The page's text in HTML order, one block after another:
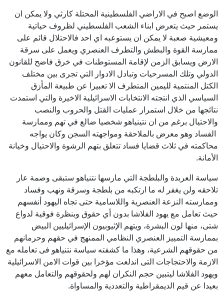
الوضع اصبح في الاراضي الفلسطينية المحتلة كارثي ولا يمكن ان
يستمر حيث يتعرض ابناء الشعب الفلسطيني لظروف حياتية
ومعيشية صعبة لا يمكن ان يستوعبه اي احد فالاحتلال قائم على
ممارسة القوة والبطش والتطرف العنصري ويعمل على سرقة
الارض ويسابق الزمن لإقامة المستوطنات في خرق فاضح للقانون
الدولي وتلك المسرحيات وتبادل الادوار التي تجرى بين مختلف
الكتل المنتمية لليمين المتطرف الا تعبيرا عن طبيعة المأزق
السياسي الذي انتجته الانتخابات الاسرائيلية الاخيرة والتي استمدت
نتائجها من خلال استمرار عمليات القتل والحروب والنصب
والاحتيال برغم من ان نتينياهو شخصيا ضالع في تهم وممارسة
الفساد وهو معرض بالملاحقة ومواجهته السجن وكان يواجه
محاكمته في ثلاث قضايا فساد تتعلق بتهم الرشوة والاحتيال وخيانة
الأمانة.
سياسة العربدة والبلطجة التي مارسها نتنياهو ستبقى وصمة عار
تلاحقه ولن يغفر له ما ارتكبه من بلطجة وسرقة ونهب وفساد
وممارسته النزعة العنصرية واللاسامية حتى تجاه اليهود أنفسهم
حيث تعامل مع يهود الفلاشا بدون أي حقوق وبنظرة فوقية لدواع
شتى، منها لون البشرة، ويتهم الإثيوبيون الإسرائيليين البيض
بممارسة التمييز العنصري النظامي الممنهج في حقهم وحرمانهم
من حقوقهم الشرعية، وهذا ما كشفته سياسة نتنياهو فى تعامله مع
الازمة والاحتجاجات التى اندلعت مؤخرا بين قوات الامن الاسرائيلية
ويهود الفلاشا ليتبين حجم النكران لهم ولحقوقهم والتعامل معهم
بعيدا عن قيم الديمقراطية والتعددية والمساواة.